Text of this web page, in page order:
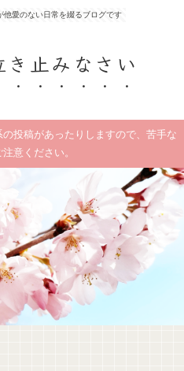
他愛のない日常を綴るブログです
止みなさい
投稿があったりしますので、苦手な
意ください。